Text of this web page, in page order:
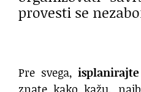
provesti se
Pre svega,